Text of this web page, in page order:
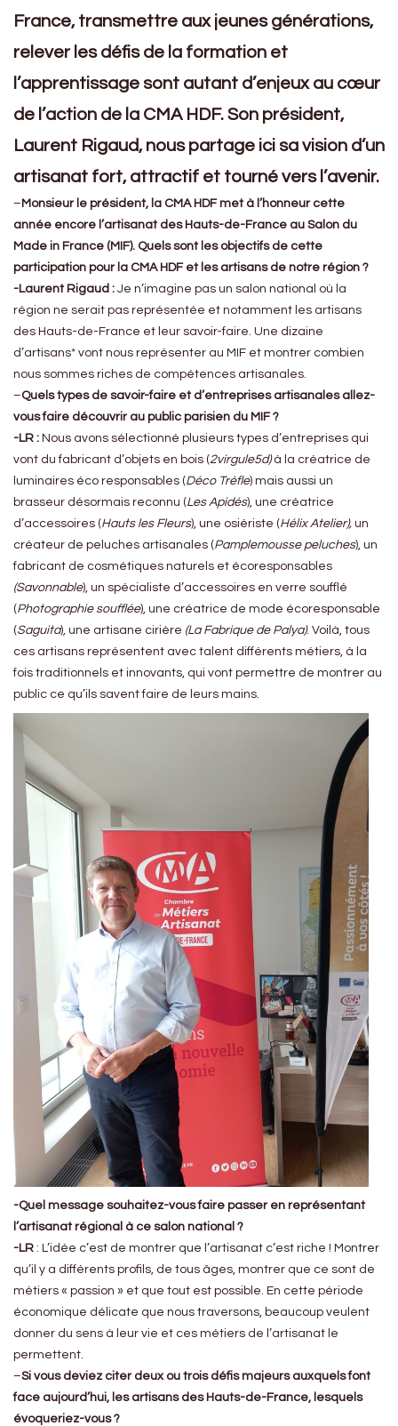
France, transmettre aux jeunes générations,
relever les défis de la formation et
l’apprentissage sont autant d’enjeux au cœur
de l’action de la CMA HDF. Son président,
Laurent Rigaud, nous partage ici sa vision d’un
artisanat fort, attractif et tourné vers l’avenir.
–Monsieur le président, la CMA HDF met à l’honneur cette
année encore l’artisanat des Hauts-de-France au Salon du
Made in France (MIF). Quels sont les objectifs de cette
participation pour la CMA HDF et les artisans de notre région ?
-Laurent Rigaud : Je n’imagine pas un salon national où la
région ne serait pas représentée et notamment les artisans
des Hauts-de-France et leur savoir-faire. Une dizaine
d’artisans* vont nous représenter au MIF et montrer combien
nous sommes riches de compétences artisanales.
–Quels types de savoir-faire et d’entreprises artisanales allez-
vous faire découvrir au public parisien du MIF ?
-LR : Nous avons sélectionné plusieurs types d’entreprises qui
vont du fabricant d’objets en bois (2virgule5d)à la créatrice de
luminaires éco responsables (Déco Trèfle) mais aussi un
brasseur désormais reconnu (Les Apidés), une créatrice
d’accessoires (Hauts les Fleurs), une osiériste (Hélix Atelier), un
créateur de peluches artisanales (Pamplemousse peluches), un
fabricant de cosmétiques naturels et écoresponsables
(Savonnable), un spécialiste d’accessoires en verre soufflé
(Photographie soufflée), une créatrice de mode écoresponsable
(Saguita), une artisane cirière (La Fabrique de Palya). Voilà, tous
ces artisans représentent avec talent différents métiers, à la
fois traditionnels et innovants, qui vont permettre de montrer au
public ce qu’ils savent faire de leurs mains.
-Quel message souhaitez-vous faire passer en représentant
l’artisanat régional à ce salon national ?
-LR : L’idée c’est de montrer que l’artisanat c’est riche ! Montrer
qu’il y a différents profils, de tous âges, montrer que ce sont de
métiers « passion » et que tout est possible. En cette période
économique délicate que nous traversons, beaucoup veulent
donner du sens à leur vie et ces métiers de l’artisanat le
permettent.
–Si vous deviez citer deux ou trois défis majeurs auxquels font
face aujourd’hui, les artisans des Hauts-de-France, lesquels
évoqueriez-vous ?